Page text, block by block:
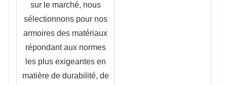
sur le marché, nous
sélectionnons pour nos
armoires des matériaux
répondant aux normes
les plus exigeantes en
matière de durabilité, de